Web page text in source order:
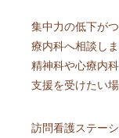
集中力の低下が
療内科へ相談しま
精神科や心療内
支援を受けたい
訪問看護ステー